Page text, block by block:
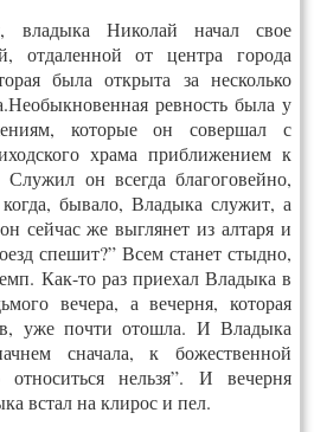
владыка Николай начал свое
отдаленной от центра города
была открыта за несколько
ревность была у
которые он совершал с
храма приближением к
Служил он всегда благоговейно,
бывало, Владыка служит, а
сейчас же выглянет из алтаря и
спешит?” Всем станет стыдно,
Как-то раз приехал Владыка в
вечера, а вечерня, которая
уже почти отошла. И Владыка
сначала, к божественной
нельзя”. И вечерня
встал на клирос и пел.